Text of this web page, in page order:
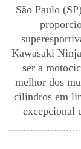
São Paulo
Kawasaki
ser a
melhor dos
cilindros em
excepcional